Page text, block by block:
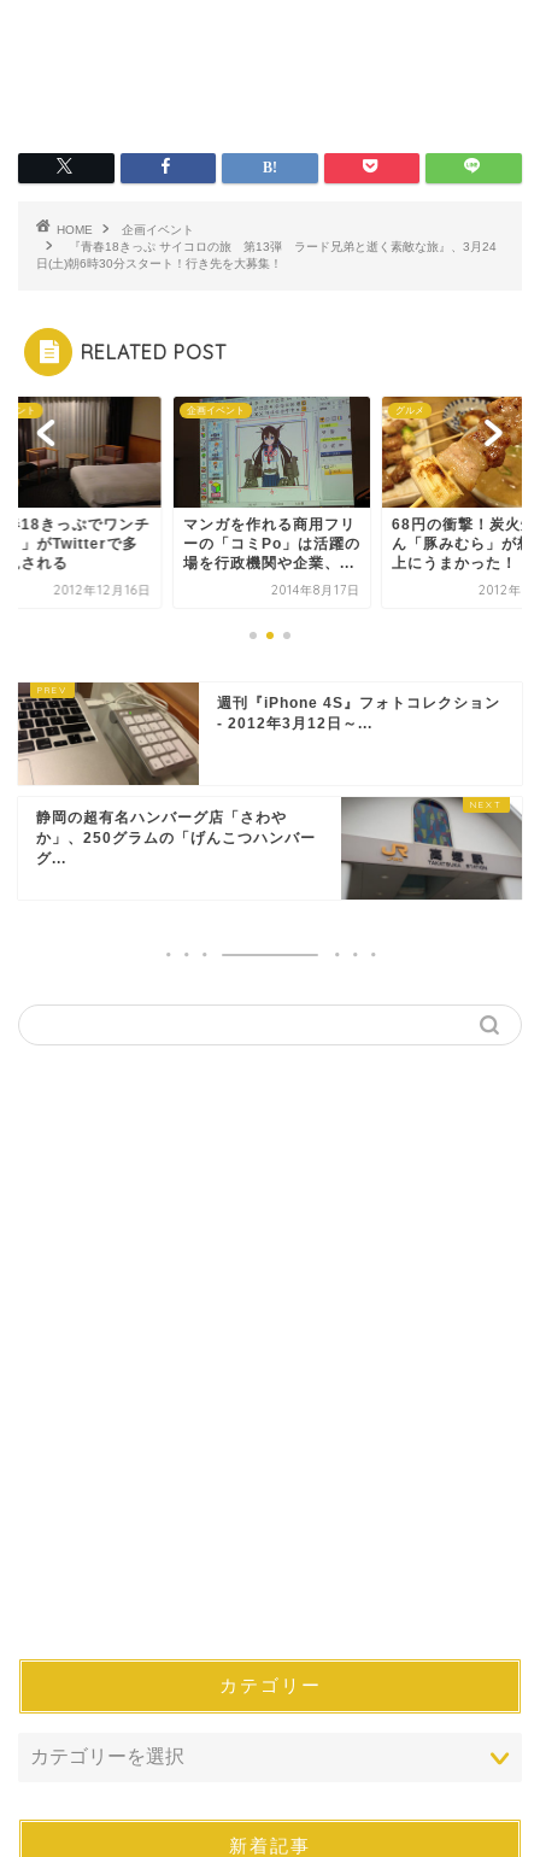
HOME
企画イベント
『青春18きっぷ サイコロの旅 第13弾 ラード兄弟と逝く素敵な旅』、3月24
日(土)朝6時30分スタート！行き先を大募集！
RELATED POST
ベント
春18きっぷでワンチ
！」がTwitterで多
見される
2012年12月16日
企画イベント
マンガを作れる商用フリ
ーの「コミPo」は活躍の
場を行政機関や企業、...
2014年8月17日
グルメ
68円の衝撃！炭火焼
ん「豚みむら」が想
上にうまかった！
2012年8
週刊『iPhone 4S』フォトコレクション
- 2012年3月12日～...
静岡の超有名ハンバーグ店「さわや
か」、250グラムの「げんこつハンバー
グ...
カテゴリー
新着記事